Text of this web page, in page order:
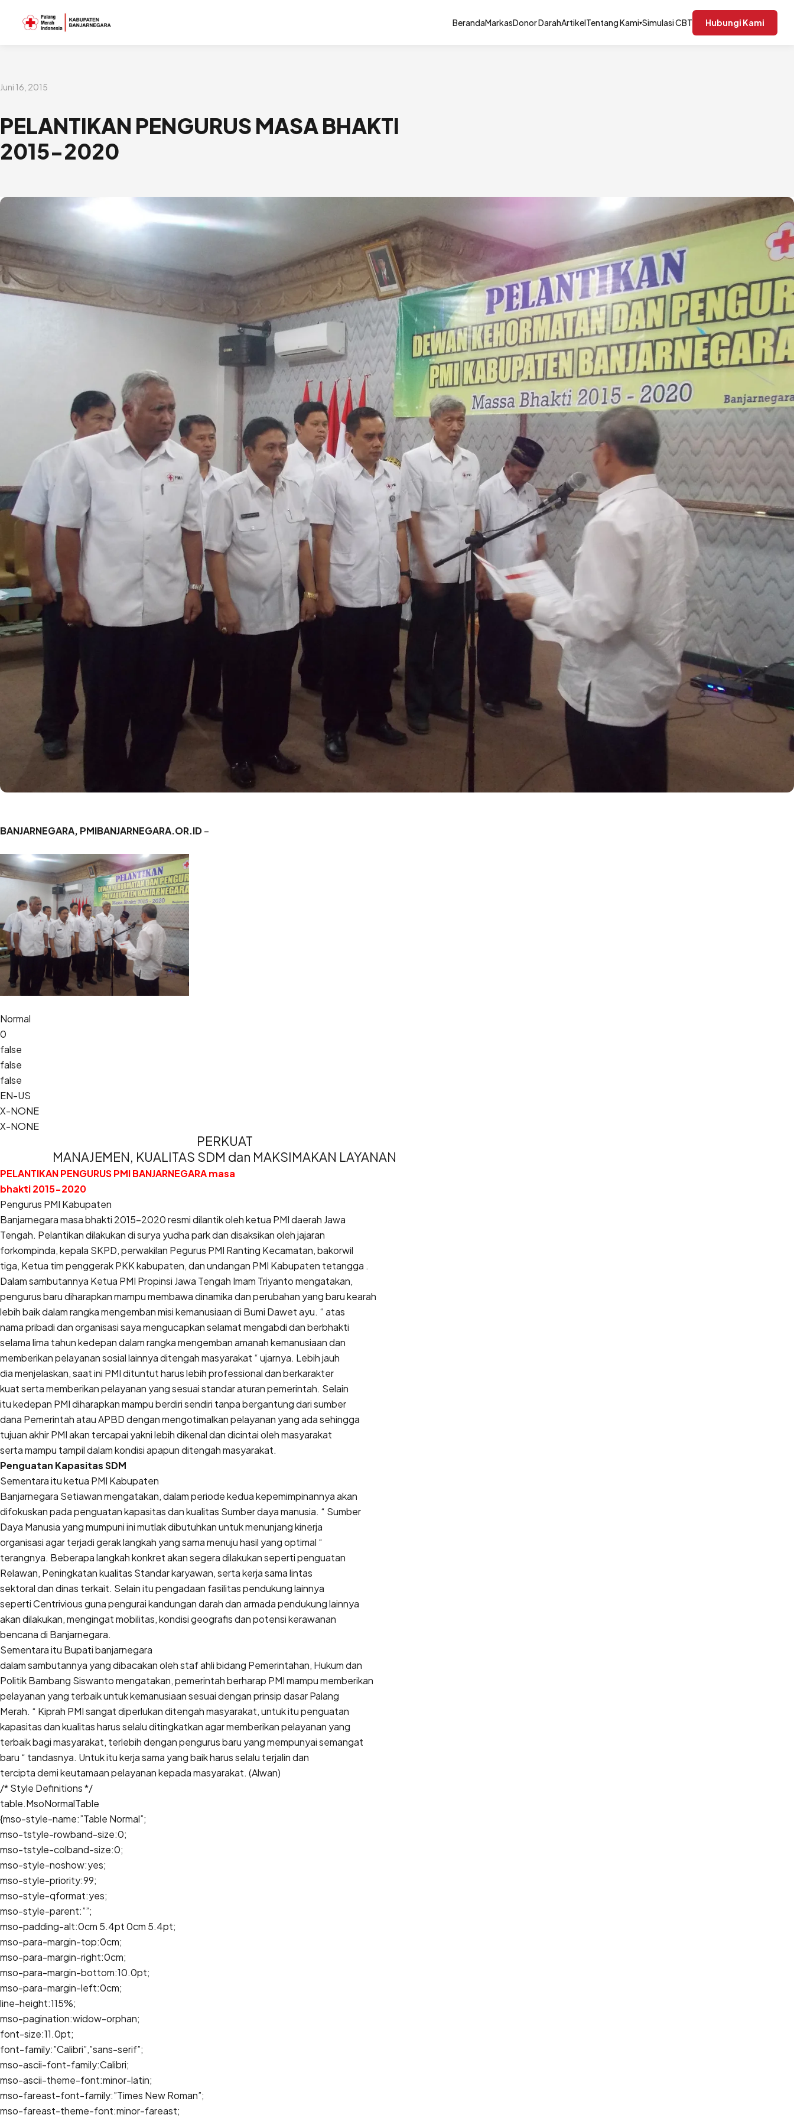
BerandaMarkasDonor DarahArtikelTentang Kami▾Simulasi CBT Hubungi Kami
Juni 16, 2015
PELANTIKAN PENGURUS MASA BHAKTI
2015-2020
BANJARNEGARA, PMIBANJARNEGARA.OR.ID–
Normal
0
false
false
false
EN-US
X-NONE
X-NONE
PERKUAT
MANAJEMEN, KUALITAS SDM dan MAKSIMAKAN LAYANAN
PELANTIKAN PENGURUS PMI BANJARNEGARA masa
bhakti 2015-2020
Pengurus PMI Kabupaten
Banjarnegara masa bhakti 2015-2020 resmi dilantik oleh ketua PMI daerah Jawa
Tengah. Pelantikan dilakukan di surya yudha park dan disaksikan oleh jajaran
forkompinda, kepala SKPD, perwakilan Pegurus PMI Ranting Kecamatan, bakorwil
tiga, Ketua tim penggerak PKK kabupaten, dan undangan PMI Kabupaten tetangga .
Dalam sambutannya Ketua PMI Propinsi Jawa Tengah Imam Triyanto mengatakan,
pengurus baru diharapkan mampu membawa dinamika dan perubahan yang baru kearah
lebih baik dalam rangka mengemban misi kemanusiaan di Bumi Dawet ayu. “ atas
nama pribadi dan organisasi saya mengucapkan selamat mengabdi dan berbhakti
selama lima tahun kedepan dalam rangka mengemban amanah kemanusiaan dan
memberikan pelayanan sosial lainnya ditengah masyarakat “ ujarnya. Lebih jauh
dia menjelaskan, saat ini PMI dituntut harus lebih professional dan berkarakter
kuat serta memberikan pelayanan yang sesuai standar aturan pemerintah. Selain
itu kedepan PMI diharapkan mampu berdiri sendiri tanpa bergantung dari sumber
dana Pemerintah atau APBD dengan mengotimalkan pelayanan yang ada sehingga
tujuan akhir PMI akan tercapai yakni lebih dikenal dan dicintai oleh masyarakat
serta mampu tampil dalam kondisi apapun ditengah masyarakat.
Penguatan Kapasitas SDM
Sementara itu ketua PMI Kabupaten
Banjarnegara Setiawan mengatakan, dalam periode kedua kepemimpinannya akan
difokuskan pada penguatan kapasitas dan kualitas Sumber daya manusia. “ Sumber
Daya Manusia yang mumpuni ini mutlak dibutuhkan untuk menunjang kinerja
organisasi agar terjadi gerak langkah yang sama menuju hasil yang optimal “
terangnya. Beberapa langkah konkret akan segera dilakukan seperti penguatan
Relawan, Peningkatan kualitas Standar karyawan, serta kerja sama lintas
sektoral dan dinas terkait. Selain itu pengadaan fasilitas pendukung lainnya
seperti Centrivious guna pengurai kandungan darah dan armada pendukung lainnya
akan dilakukan, mengingat mobilitas, kondisi geografis dan potensi kerawanan
bencana di Banjarnegara.
Sementara itu Bupati banjarnegara
dalam sambutannya yang dibacakan oleh staf ahli bidang Pemerintahan, Hukum dan
Politik Bambang Siswanto mengatakan, pemerintah berharap PMI mampu memberikan
pelayanan yang terbaik untuk kemanusiaan sesuai dengan prinsip dasar Palang
Merah. “ Kiprah PMI sangat diperlukan ditengah masyarakat, untuk itu penguatan
kapasitas dan kualitas harus selalu ditingkatkan agar memberikan pelayanan yang
terbaik bagi masyarakat, terlebih dengan pengurus baru yang mempunyai semangat
baru “ tandasnya. Untuk itu kerja sama yang baik harus selalu terjalin dan
tercipta demi keutamaan pelayanan kepada masyarakat. (Alwan)
/* Style Definitions */
table.MsoNormalTable
{mso-style-name:”Table Normal”;
mso-tstyle-rowband-size:0;
mso-tstyle-colband-size:0;
mso-style-noshow:yes;
mso-style-priority:99;
mso-style-qformat:yes;
mso-style-parent:””;
mso-padding-alt:0cm 5.4pt 0cm 5.4pt;
mso-para-margin-top:0cm;
mso-para-margin-right:0cm;
mso-para-margin-bottom:10.0pt;
mso-para-margin-left:0cm;
line-height:115%;
mso-pagination:widow-orphan;
font-size:11.0pt;
font-family:”Calibri”,”sans-serif”;
mso-ascii-font-family:Calibri;
mso-ascii-theme-font:minor-latin;
mso-fareast-font-family:”Times New Roman”;
mso-fareast-theme-font:minor-fareast;